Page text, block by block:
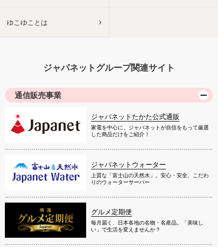
ゆこゆことは
ジャパネットグループ関連サイト
通信販売事業
ジャパネットたかた公式通販
家電を中心に、ジャパネットが自信をもって厳選
した商品だけをご紹介！
ジャパネットウォーター
上質な「富士山の天然水」。安心・安全、こだわ
りのウォーターサーバー
グルメ定期便
毎月届く、日本各地の名物・名産品。「美味し
い」で生活を変えませんか？